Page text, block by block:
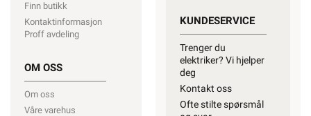
Finn butikk
Kontaktinformasjon
Proff avdeling
OM OSS
Om oss
Våre varehus
930W
KUNDESERVICE
Trenger du
elektriker? Vi hjelper
deg
Kontakt oss
Ofte stilte spørsmål